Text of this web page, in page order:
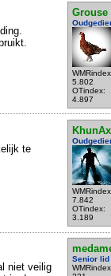
Grouse
5.802
OTindex:
4.897
7.842
OTindex:
3.189
te
Senior lid
niet veilig